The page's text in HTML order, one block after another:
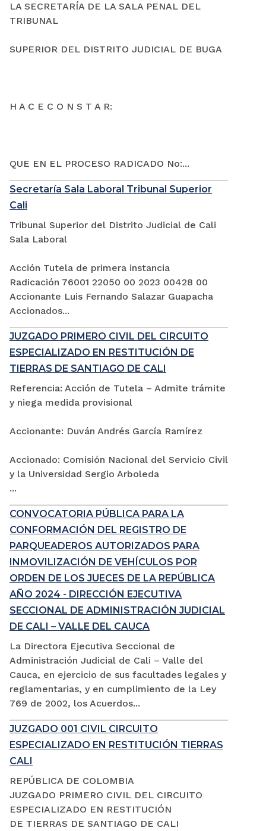
LA SECRETARÍA DE LA SALA PENAL DEL
TRIBUNAL
SUPERIOR DEL DISTRITO JUDICIAL DE BUGA
H A C E C O N S T A R:
QUE EN EL PROCESO RADICADO No:...
Secretaría Sala Laboral Tribunal Superior
Cali
Tribunal Superior del Distrito Judicial de Cali
Sala Laboral
Acción Tutela de primera instancia
Radicación 76001 22050 00 2023 00428 00
Accionante Luis Fernando Salazar Guapacha
Accionados...
JUZGADO PRIMERO CIVIL DEL CIRCUITO
ESPECIALIZADO EN RESTITUCIÓN DE
TIERRAS DE SANTIAGO DE CALI
Referencia: Acción de Tutela – Admite trámite
y niega medida provisional
Accionante: Duván Andrés García Ramírez
Accionado: Comisión Nacional del Servicio Civil
y la Universidad Sergio Arboleda
...
CONVOCATORIA PÚBLICA PARA LA
CONFORMACIÓN DEL REGISTRO DE
PARQUEADEROS AUTORIZADOS PARA
INMOVILIZACIÓN DE VEHÍCULOS POR
ORDEN DE LOS JUECES DE LA REPÚBLICA
AÑO 2024 - DIRECCIÓN EJECUTIVA
SECCIONAL DE ADMINISTRACIÓN JUDICIAL
DE CALI – VALLE DEL CAUCA
La Directora Ejecutiva Seccional de
Administración Judicial de Cali – Valle del
Cauca, en ejercicio de sus facultades legales y
reglamentarias, y en cumplimiento de la Ley
769 de 2002, los Acuerdos...
JUZGADO 001 CIVIL CIRCUITO
ESPECIALIZADO EN RESTITUCIÓN TIERRAS
CALI
REPÚBLICA DE COLOMBIA
JUZGADO PRIMERO CIVIL DEL CIRCUITO
ESPECIALIZADO EN RESTITUCIÓN
DE TIERRAS DE SANTIAGO DE CALI